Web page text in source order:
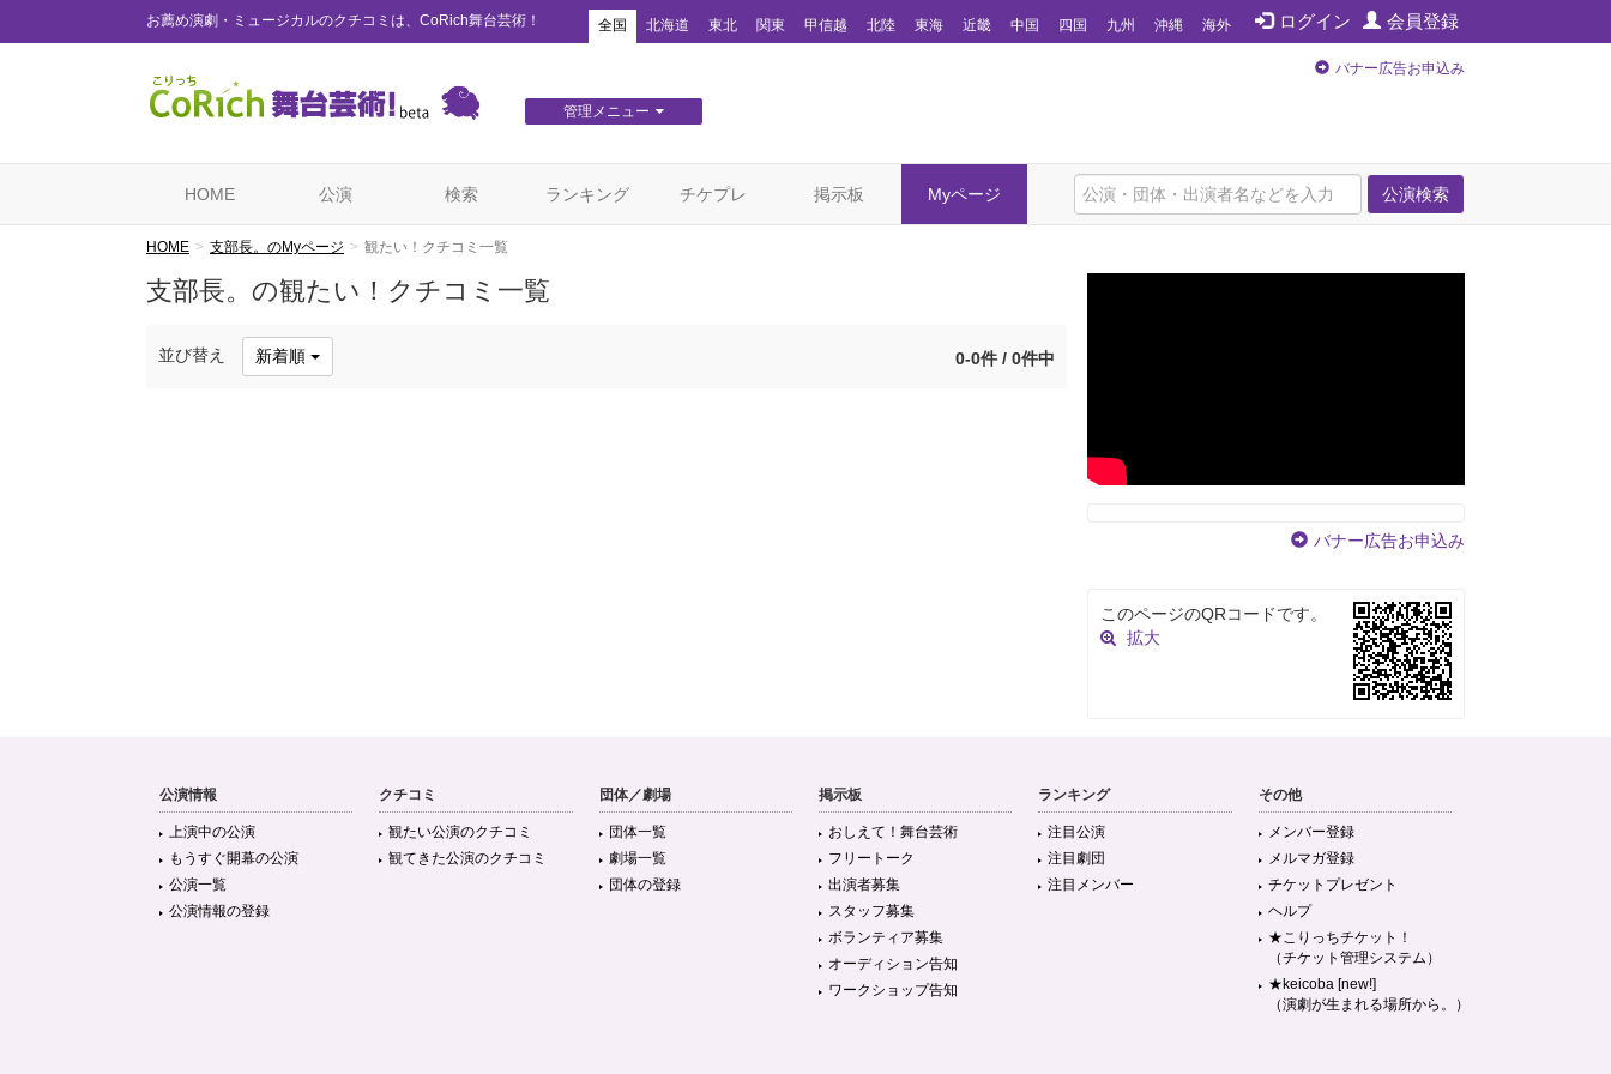
お薦め演劇・ミュージカルのクチコミは、CoRich舞台芸術！ ログイン 会員登録
全国 北海道 東北 関東 甲信越 北陸 東海 近畿 中国 四国 九州 沖縄 海外
管理メニュー
バナー広告お申込み
公演検索
HOME 公演 検索 ランキング チケプレ 掲示板 Myページ
HOME 支部長。のMyページ 観たい！クチコミ一覧
支部長。の観たい！クチコミ一覧
並び替え 新着順 0-0件 / 0件中
バナー広告お申込み
このページのQRコードです。
拡大
公演情報
上演中の公演
もうすぐ開幕の公演
公演一覧
公演情報の登録
クチコミ
観たい公演のクチコミ
観てきた公演のクチコミ
団体／劇場
団体一覧
劇場一覧
団体の登録
掲示板
おしえて！舞台芸術
フリートーク
出演者募集
スタッフ募集
ボランティア募集
オーディション告知
ワークショップ告知
ランキング
注目公演
注目劇団
注目メンバー
その他
メンバー登録
メルマガ登録
チケットプレゼント
ヘルプ
★こりっちチケット！
（チケット管理システム）
★keicoba [new!]
（演劇が生まれる場所から。）